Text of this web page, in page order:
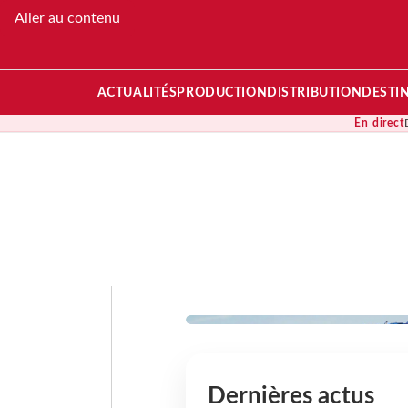
Aller au contenu
ACTUALITÉS PRODUCTION DISTRIBUTION
En direct
trimestre 2026
Dernières actus